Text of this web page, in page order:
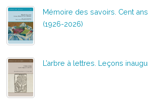
Mémoire des savoirs. Cent
(1926-2026)
L’arbre à lettres. Leçons